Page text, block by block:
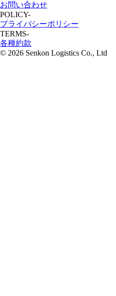
お問い合わせ
POLICY-
プライバシーポリシー
TERMS-
各種約款
© 2026 Senkon Logistics Co., Ltd